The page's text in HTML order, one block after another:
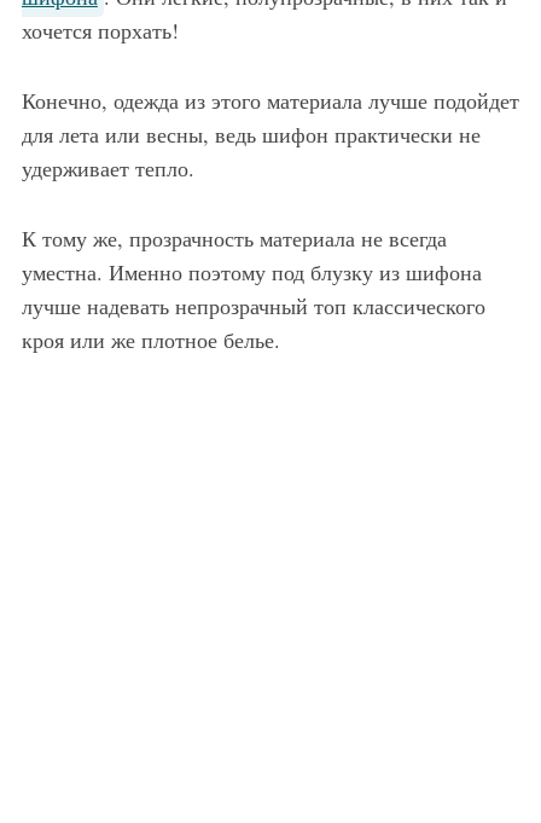
хочется порхать!
Конечно, одежда из этого материала лучше подойдет
для лета или весны, ведь шифон практически не
удерживает тепло.
К тому же, прозрачность материала не всегда
уместна. Именно поэтому под блузку из шифона
лучше надевать непрозрачный топ классического
кроя или же плотное белье.